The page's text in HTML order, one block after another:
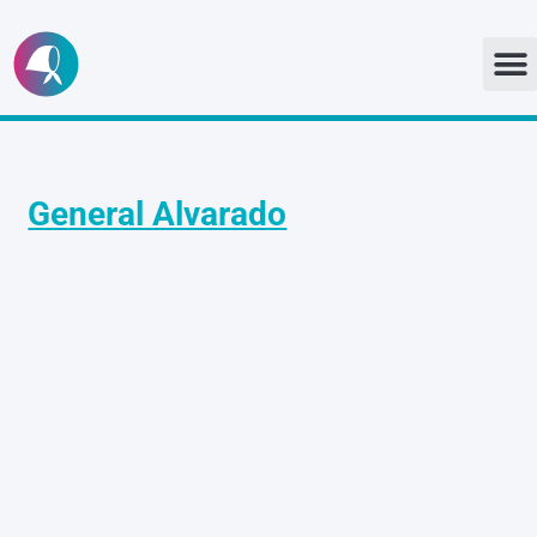
Ir
al
General Alvarado